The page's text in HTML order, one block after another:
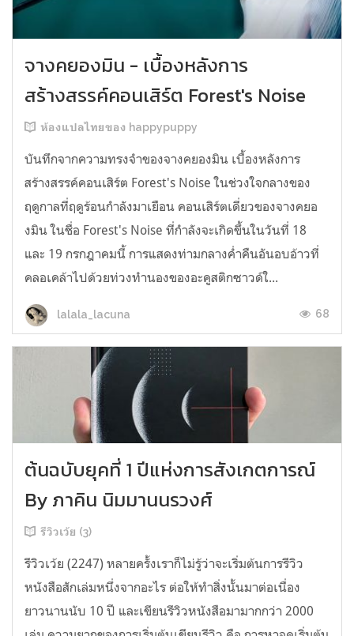
จางคยองมิน - เบื้องหลังการ
สร้างสรรค์คอนเสิร์ต Forest's Noise
ห้องแปลไทยของ happypuppy
บันทึกจากความทรงจำของจางคยองมิน เบื้องหลังการ
สร้างสรรค์คอนเสิร์ต Forest's Noise ในช่วงใจกลางของ
ฤดูกาลที่ฤดูร้อนกำลังมาเยือน คอนเสิร์ตเดี่ยวของจางคยอ
งมิน ในชื่อ Forest's Noise ที่กำลังจะเกิดขึ้นในวันที่ 18
และ 19 กรกฎาคมนี้ การแสดงท่ามกลางค่ำคืนอันอบอ้าวที่
คลอเคล้าไปด้วยท่วงทำนองของอะคูสติกซาวด์ใ...
lalala_lacuna 68
ต้นฉบับยุคที่ 1 ปีแห่งการสังเกตการณ์
By ภาคิน นิมมานนรวงศ์
รีวิวเว้ย (3)
รีวิวเว้ย (2247) หลายครั้งเราก็ไม่รู้ว่าจะเริ่มต้นการรีวิว
หนังสือสักเล่มหนึ่งจากอะไร ต่อให้ทำสิ่งนั้นมาต่อเนื่อง
ยาวนานนับ 10 ปี และเขียนรีวิวหนังสือมามากกว่า 2000